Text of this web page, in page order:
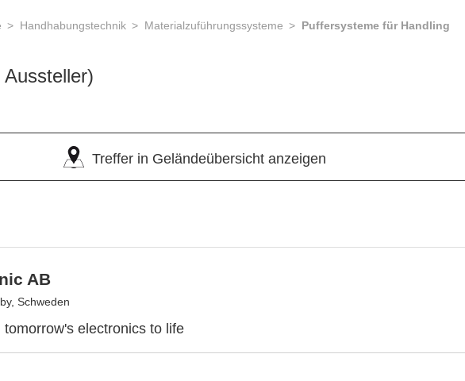
Handhabungstechnik Materialzuführungssysteme Puffersysteme für Handling
Aussteller)
Treffer in Geländeübersicht anzeigen
AB
Schweden
tomorrow's electronics to life